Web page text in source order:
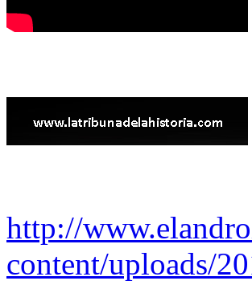
http://
content/uploads/